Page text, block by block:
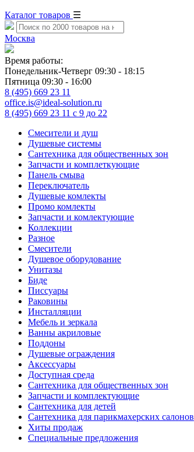
Каталог товаров ☰
Москва
Время работы:
Понедельник-Четверг 09:30 - 18:15
Пятница 09:30 - 16:00
8 (495) 669 23 11
office.is@ideal-solution.ru
8 (495) 669 23 11 с 9 до 22
Смесители и душ
Душевые системы
Сантехника для общественных зон
Запчасти и комплеткующие
Панель смыва
Переключатель
Душевые комлекты
Промо комлекты
Запчасти и комлектующие
Коллекции
Разное
Смесители
Душевое оборудование
Унитазы
Биде
Писсуары
Раковины
Инсталляции
Мебель и зеркала
Ванны акриловые
Поддоны
Душевые ограждения
Аксессуары
Доступная среда
Cантехника для общественных зон
Запчасти и комплектующие
Сантехника для детей
Сантехника для парикмахерских салонов
Хиты продаж
Специальные предложения